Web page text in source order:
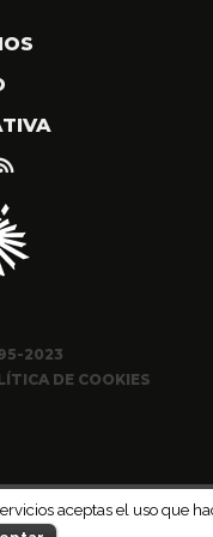
2023
DE COOKIES
aceptas el uso que